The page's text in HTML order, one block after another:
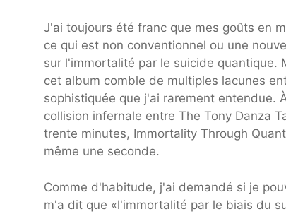
J'ai toujours été franc que mes goûts en
ce qui est non conventionnel ou une
sur l'immortalité par le suicide quantique.
cet album comble de multiples lacunes
sophistiquée que j'ai rarement entendue.
collision infernale entre The Tony Danza
trente minutes, Immortality Through
même une seconde.
Comme d'habitude, j'ai demandé si je
m'a dit que «l'immortalité par le biais du